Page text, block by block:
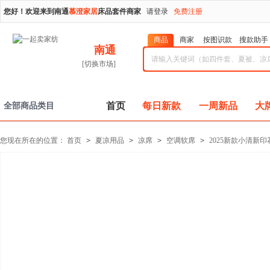
您好！欢迎来到南通慕澄家居床品套件商家 请登录 免费注册
南通
[切换市场]
商品 商家 按图识款 搜款助手
全部商品类目 首页 每日新款 一周新品 大
您现在所在的位置： 首页 > 夏凉用品 > 凉席 > 空调软席 > 2025新款小清新